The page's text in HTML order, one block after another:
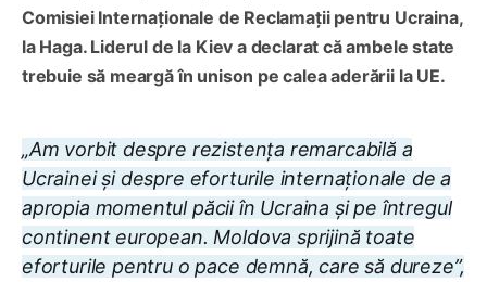
Comisiei Internaționale de Reclamații pentru Ucraina,
la Haga. Liderul de la Kiev a declarat că ambele state
trebuie să meargă în unison pe calea aderării la UE.
„Am vorbit despre rezistența remarcabilă a
Ucrainei și despre eforturile internaționale de a
apropia momentul păcii în Ucraina și pe întregul
continent european. Moldova sprijină toate
eforturile pentru o pace demnă, care să dureze”,